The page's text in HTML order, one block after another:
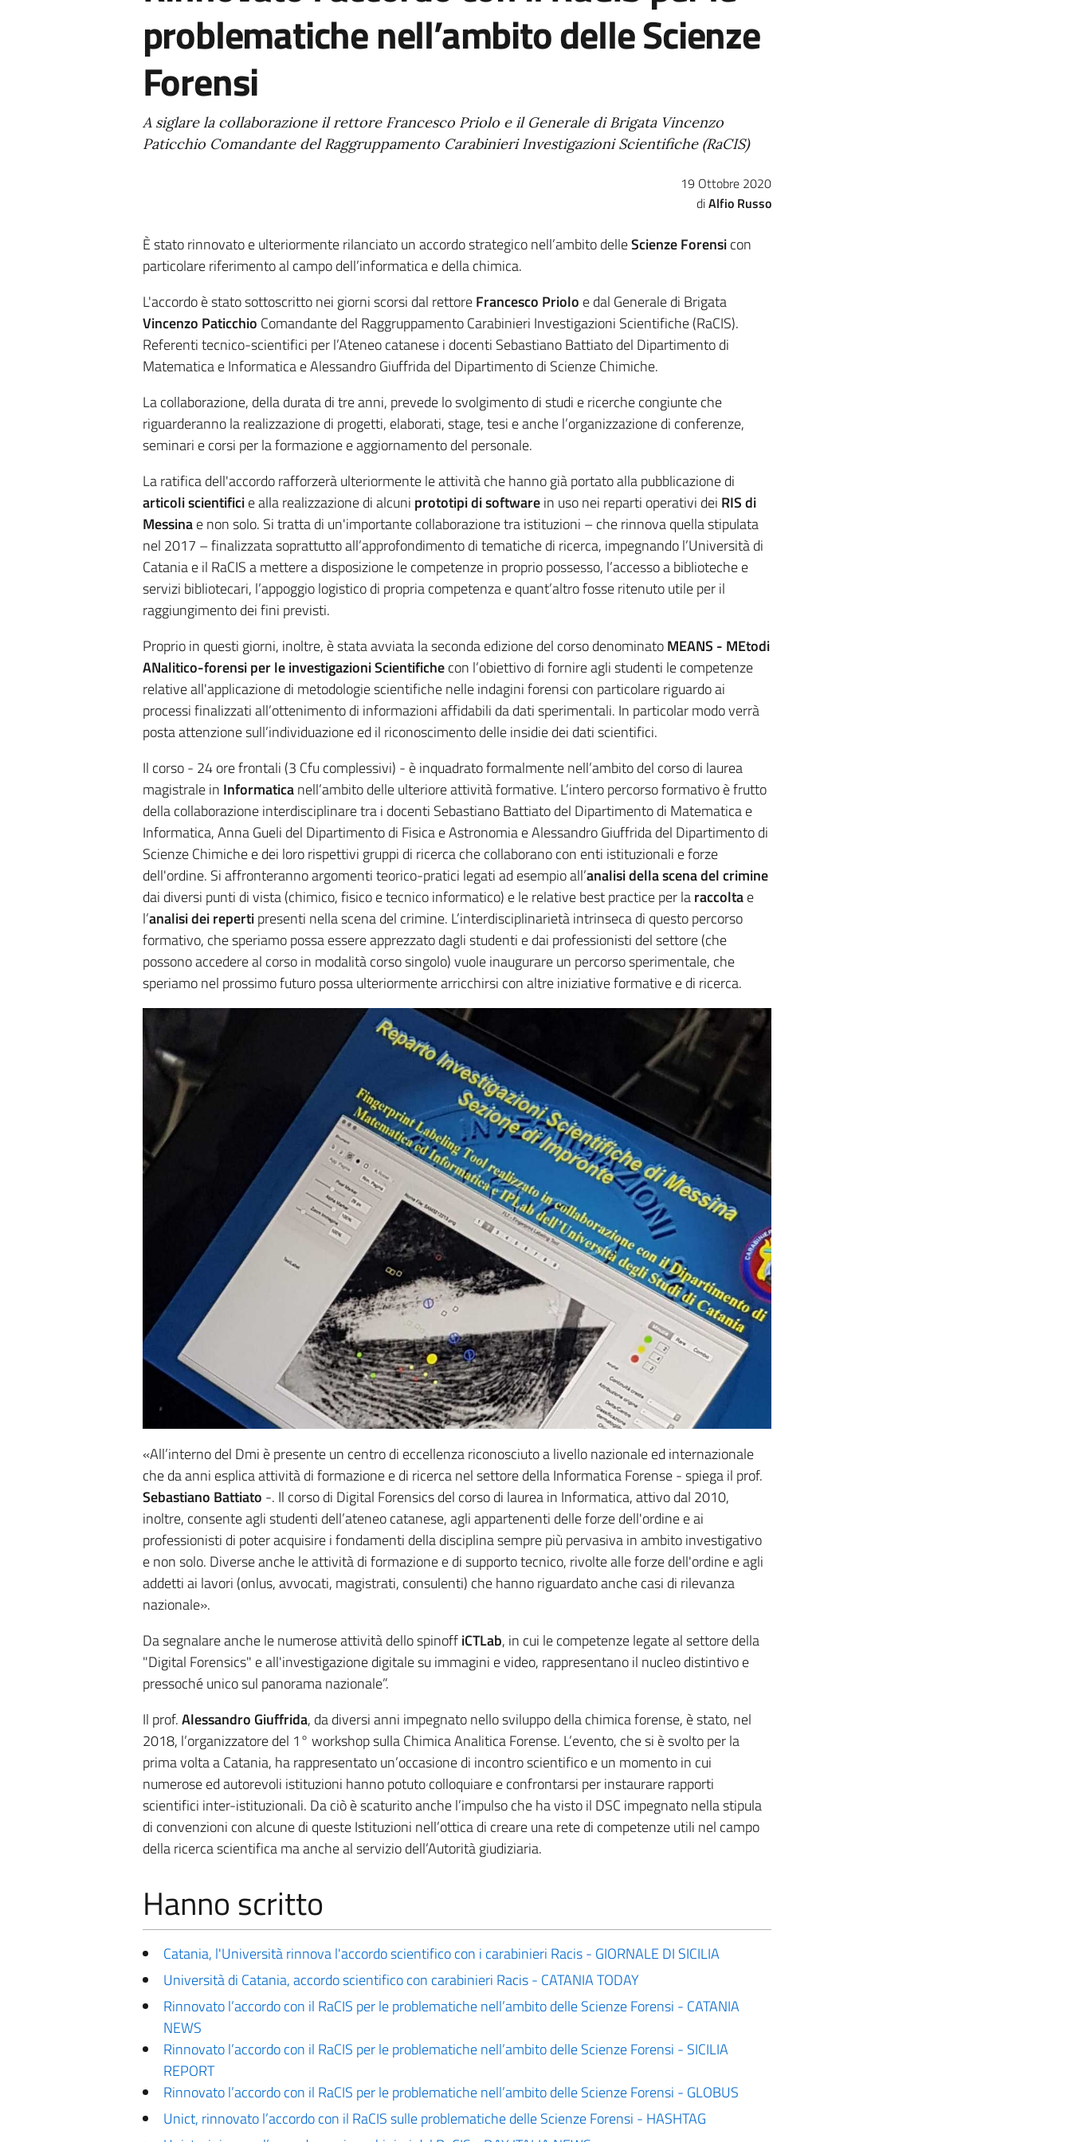
problematiche nell’ambito delle Scienze
Forensi
A siglare la collaborazione il rettore Francesco Priolo e il Generale di Brigata Vincenzo
Paticchio Comandante del Raggruppamento Carabinieri Investigazioni Scientifiche (RaCIS)
19 Ottobre 2020
Alfio Russo
È stato rinnovato e ulteriormente rilanciato un accordo strategico nell’ambito delleScienze Forensicon
particolare riferimento al campo dell’informatica e della chimica.
L'accordo è stato sottoscritto nei giorni scorsi dal rettoreFrancesco Priolo e dal Generale di Brigata
Vincenzo Paticchio Comandante del Raggruppamento Carabinieri Investigazioni Scientifiche (RaCIS).
Referenti tecnico-scientifici per l’Ateneo catanese i docenti Sebastiano Battiato del Dipartimento di
Matematica e Informatica e Alessandro Giuffrida del Dipartimento di Scienze Chimiche.
La collaborazione, della durata di tre anni, prevede lo svolgimento di studi e ricerche congiunte che
riguarderanno la realizzazione di progetti, elaborati, stage, tesi e anche l’organizzazione di conferenze,
seminari e corsi per la formazione e aggiornamento del personale.
La ratifica dell'accordo rafforzerà ulteriormente le attività che hanno già portato alla pubblicazione di
articoli scientificie alla realizzazione di alcuni prototipi di softwarein uso nei reparti operativi dei RIS di
Messinae non solo. Si tratta di un'importante collaborazione tra istituzioni – che rinnova quella stipulata
nel 2017 – finalizzata soprattutto all’approfondimento di tematiche di ricerca, impegnando l’Università di
Catania e il RaCIS a mettere a disposizione le competenze in proprio possesso, l’accesso a biblioteche e
servizi bibliotecari, l’appoggio logistico di propria competenza e quant’altro fosse ritenuto utile per il
raggiungimento dei fini previsti.
Proprio in questi giorni, inoltre, è stata avviata la seconda edizione del corso denominatoMEANS - MEtodi
ANalitico-forensi per le investigazioni Scientifichecon l’obiettivo di fornire agli studenti le competenze
relative all'applicazione di metodologie scientifiche nelle indagini forensi con particolare riguardo ai
processi finalizzati all’ottenimento di informazioni affidabili da dati sperimentali. In particolar modo verrà
posta attenzione sull’individuazione ed il riconoscimento delle insidie dei dati scientifici.
Il corso - 24 ore frontali (3 Cfu complessivi) - è inquadrato formalmente nell’ambito del corso di laurea
magistrale in Informaticanell’ambito delle ulteriore attività formative. L’intero percorso formativo è frutto
della collaborazione interdisciplinare tra i docenti Sebastiano Battiato del Dipartimento di Matematica e
Informatica, Anna Gueli del Dipartimento di Fisica e Astronomia e Alessandro Giuffrida del Dipartimento di
Scienze Chimiche e dei loro rispettivi gruppi di ricerca che collaborano con enti istituzionali e forze
dell'ordine. Si affronteranno argomenti teorico-pratici legati ad esempio all’analisi della scena del crimine
dai diversi punti di vista (chimico, fisico e tecnico informatico) e le relative best practice per laraccoltae
l’analisi dei repertipresenti nella scena del crimine. L’interdisciplinarietà intrinseca di questo percorso
formativo, che speriamo possa essere apprezzato dagli studenti e dai professionisti del settore (che
possono accedere al corso in modalità corso singolo) vuole inaugurare un percorso sperimentale, che
speriamo nel prossimo futuro possa ulteriormente arricchirsi con altre iniziative formative e di ricerca.
«All’interno del Dmi è presente un centro di eccellenza riconosciuto a livello nazionale ed internazionale
che da anni esplica attività di formazione e di ricerca nel settore della Informatica Forense - spiega il prof.
Sebastiano Battiato -. Il corso di Digital Forensics del corso di laurea in Informatica, attivo dal 2010,
inoltre, consente agli studenti dell’ateneo catanese, agli appartenenti delle forze dell'ordine e ai
professionisti di poter acquisire i fondamenti della disciplina sempre più pervasiva in ambito investigativo
e non solo. Diverse anche le attività di formazione e di supporto tecnico, rivolte alle forze dell'ordine e agli
addetti ai lavori (onlus, avvocati, magistrati, consulenti) che hanno riguardato anche casi di rilevanza
nazionale».
Da segnalare anche le numerose attività dello spinoffiCTLab, in cui le competenze legate al settore della
"Digital Forensics" e all'investigazione digitale su immagini e video, rappresentano il nucleo distintivo e
pressoché unico sul panorama nazionale”.
Il prof.Alessandro Giuffrida, da diversi anni impegnato nello sviluppo della chimica forense, è stato, nel
2018, l’organizzatore del 1° workshop sulla Chimica Analitica Forense. L’evento, che si è svolto per la
prima volta a Catania, ha rappresentato un’occasione di incontro scientifico e un momento in cui
numerose ed autorevoli istituzioni hanno potuto colloquiare e confrontarsi per instaurare rapporti
scientifici inter-istituzionali. Da ciò è scaturito anche l’impulso che ha visto il DSC impegnato nella stipula
di convenzioni con alcune di queste Istituzioni nell’ottica di creare una rete di competenze utili nel campo
della ricerca scientifica ma anche al servizio dell’Autorità giudiziaria.
Hanno scritto
Catania, l'Università rinnova l'accordo scientifico con i carabinieri Racis - GIORNALE DI SICILIA
Università di Catania, accordo scientifico con carabinieri Racis - CATANIA TODAY
Rinnovato l’accordo con il RaCIS per le problematiche nell’ambito delle Scienze Forensi - CATANIA
NEWS
Rinnovato l’accordo con il RaCIS per le problematiche nell’ambito delle Scienze Forensi - SICILIA
REPORT
Rinnovato l’accordo con il RaCIS per le problematiche nell’ambito delle Scienze Forensi - GLOBUS
Unict, rinnovato l’accordo con il RaCIS sulle problematiche delle Scienze Forensi - HASHTAG